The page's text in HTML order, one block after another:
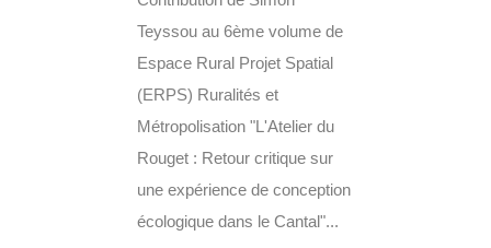
Teyssou au 6ème volume de
Espace Rural Projet Spatial
(ERPS) Ruralités et
Métropolisation "L'Atelier du
Rouget : Retour critique sur
une expérience de conception
écologique dans le Cantal"...